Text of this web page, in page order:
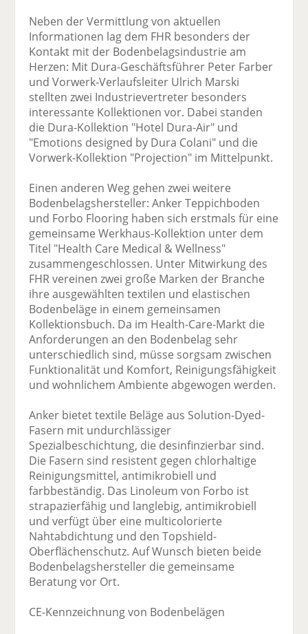
Neben der Vermittlung von aktuellen
Informationen lag dem FHR besonders der
Kontakt mit der Bodenbelagsindustrie am
Herzen: Mit Dura-Geschäftsführer Peter Farber
und Vorwerk-Verlaufsleiter Ulrich Marski
stellten zwei Industrievertreter besonders
interessante Kollektionen vor. Dabei standen
die Dura-Kollektion "Hotel Dura-Air" und
"Emotions designed by Dura Colani" und die
Vorwerk-Kollektion "Projection" im Mittelpunkt.
Einen anderen Weg gehen zwei weitere
Bodenbelagshersteller: Anker Teppichboden
und Forbo Flooring haben sich erstmals für eine
gemeinsame Werkhaus-Kollektion unter dem
Titel "Health Care Medical & Wellness"
zusammengeschlossen. Unter Mitwirkung des
FHR vereinen zwei große Marken der Branche
ihre ausgewählten textilen und elastischen
Bodenbeläge in einem gemeinsamen
Kollektionsbuch. Da im Health-Care-Markt die
Anforderungen an den Bodenbelag sehr
unterschiedlich sind, müsse sorgsam zwischen
Funktionalität und Komfort, Reinigungsfähigkeit
und wohnlichem Ambiente abgewogen werden.
Anker bietet textile Beläge aus Solution-Dyed-
Fasern mit undurchlässiger
Spezialbeschichtung, die desinfinzierbar sind.
Die Fasern sind resistent gegen chlorhaltige
Reinigungsmittel, antimikrobiell und
farbbeständig. Das Linoleum von Forbo ist
strapazierfähig und langlebig, antimikrobiell
und verfügt über eine multicolorierte
Nahtabdichtung und den Topshield-
Oberflächenschutz. Auf Wunsch bieten beide
Bodenbelagshersteller die gemeinsame
Beratung vor Ort.
CE-Kennzeichnung von Bodenbelägen